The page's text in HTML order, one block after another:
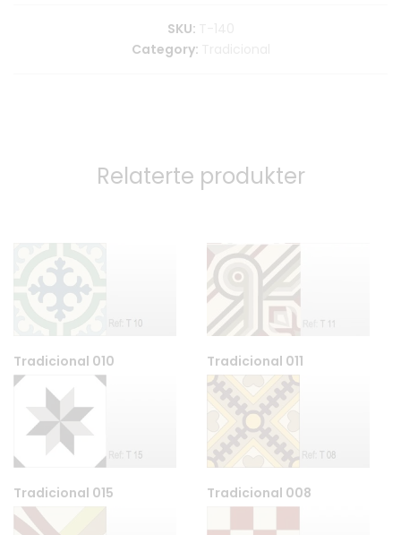
SKU:
Category:
Relaterte produkter
Tradicional 010 Tradicional 011
Tradicional 015 Tradicional 008